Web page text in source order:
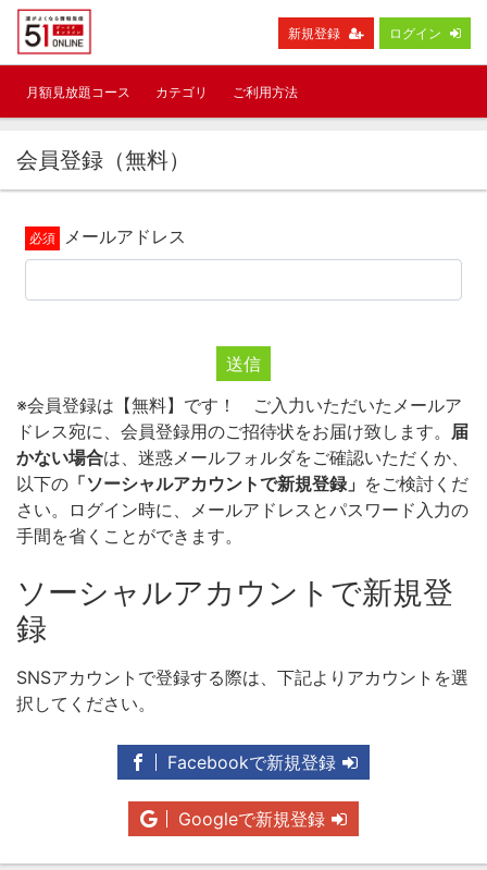
新規登録 ログイン
月額見放題コース カテゴリ ご利用方法
会員登録（無料）
メールアドレス
送信
※会員登録は【無料】です！ ご入力いただいたメールア
ドレス宛に、会員登録用のご招待状をお届け致します。 届
かない場合は、迷惑メールフォルダをご確認いただくか、
以下の 「ソーシャルアカウントで新規登録」 をご検討くだ
さい。ログイン時に、メールアドレスとパスワード入力の
手間を省くことができます。
ソーシャルアカウントで新規登
録
SNSアカウントで登録する際は、下記よりアカウントを選
択してください。
Facebookで新規登録
Googleで新規登録